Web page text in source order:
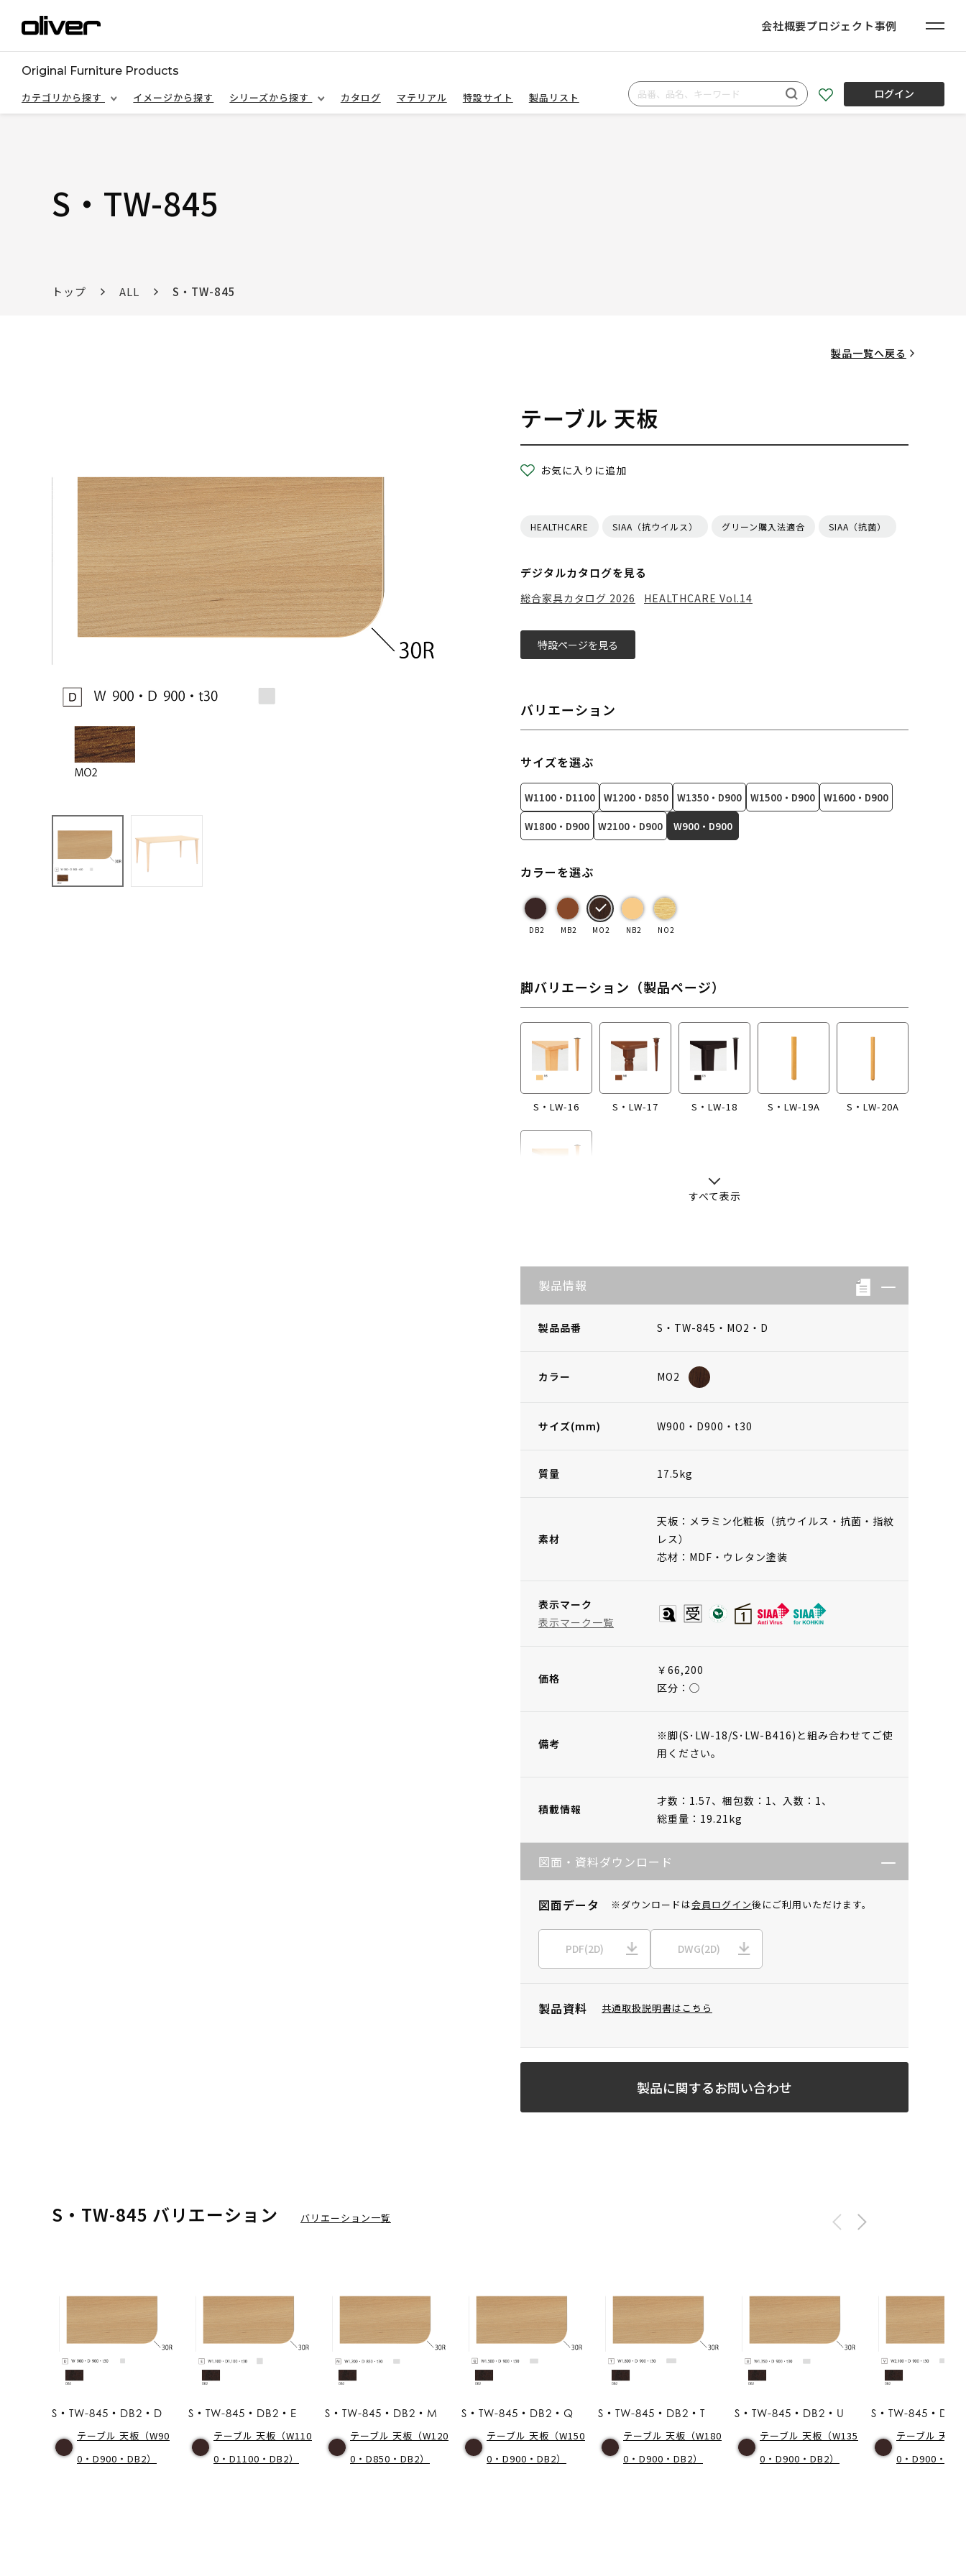
会社概要プロジェクト事例
Original Furniture Products
カテゴリから探す
イメージから探す シリーズから探す カタログ マテリアル 特設サイト 製品リスト ログイン
S・TW-845
トップ ALL S・TW-845
製品一覧へ戻る
テーブル 天板
お気に入りに追加
HEALTHCARE SIAA（抗ウイルス） グリーン購入法適合 SIAA（抗菌）
デジタルカタログを見る
総合家具カタログ 2026 HEALTHCARE Vol.14
特設ページを見る
バリエーション
サイズを選ぶ
W1100・D1100 W1200・D850 W1350・D900 W1500・D900 W1600・D900
W1800・D900 W2100・D900 W900・D900
カラーを選ぶ
DB2 MB2 MO2 NB2 NO2
脚バリエーション（製品ページ）
S・LW-16 S・LW-17 S・LW-18 S・LW-19A S・LW-20A
すべて表示
製品情報
製品品番 S・TW-845・MO2・D
カラー MO2
サイズ(mm) W900・D900・t30
質量 17.5kg
素材
天板：メラミン化粧板（抗ウイルス・抗菌・指紋
レス）
芯材：MDF・ウレタン塗装
表示マーク
表示マーク一覧
価格
￥66,200
区分：◯
備考
※脚(S･LW-18/S･LW-B416)と組み合わせてご使
用ください。
積載情報
才数：1.57、 梱包数：1、 入数：1、
総重量：19.21kg
図面・資料ダウンロード
図面データ ※ダウンロードは会員ログイン後にご利用いただけます。
PDF(2D) DWG(2D)
製品資料 共通取扱説明書はこちら
製品に関するお問い合わせ
S・TW-845 バリエーション バリエーション一覧
S・TW-845・DB2・D
テーブル 天板（W90
0・D900・DB2）
S・TW-845・DB2・E
テーブル 天板（W110
0・D1100・DB2）
S・TW-845・DB2・M
テーブル 天板（W120
0・D850・DB2）
S・TW-845・DB2・Q
テーブル 天板（W150
0・D900・DB2）
S・TW-845・DB2・T
テーブル 天板（W180
0・D900・DB2）
S・TW-845・DB2・U
テーブル 天板（W135
0・D900・DB2）
S・TW-845・DB2
テーブル 天板
0・D900・